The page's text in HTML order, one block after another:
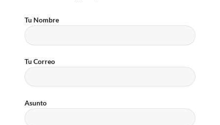
Tu Nombre
Tu Correo
Asunto